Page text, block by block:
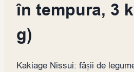
în tempura, 3
g)
Kakiage Nissui: fâșii de